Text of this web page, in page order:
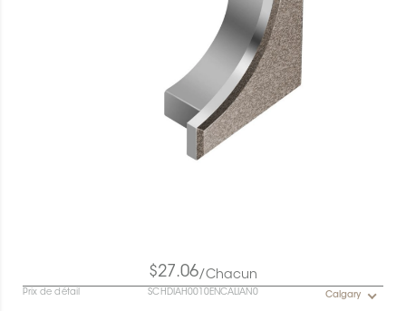
$27.06/Chacun
Prix de détail SCHDIAH0010ENCALIAN0 Calgary